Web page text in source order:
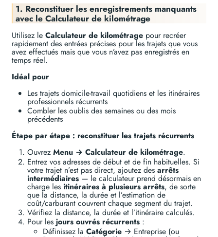
1. Reconstituer les enregistrements manquants
avec le Calculateur de kilométrage
Utilisez le Calculateur de kilométrage pour recréer
rapidement des entrées précises pour les trajets que vous
avez effectués mais que vous n’avez pas enregistrés en
temps réel.
Idéal pour
Les trajets domicile-travail quotidiens et les itinéraires
professionnels récurrents
Combler les oublis des semaines ou des mois
précédents
Étape par étape : reconstituer les trajets récurrents
Ouvrez Menu → Calculateur de kilométrage.
Entrez vos adresses de début et de fin habituelles. Si
votre trajet n’est pas direct, ajoutez des arrêts
intermédiaires — le calculateur prend désormais en
charge les itinéraires à plusieurs arrêts, de sorte
que la distance, la durée et l’estimation de
coût/carburant couvrent chaque segment du trajet.
Vérifiez la distance, la durée et l’itinéraire calculés.
Pour les jours ouvrés récurrents :
Définissez la Catégorie → Entreprise (ou